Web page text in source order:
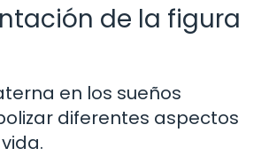
de la figura
en los sueños
diferentes aspectos